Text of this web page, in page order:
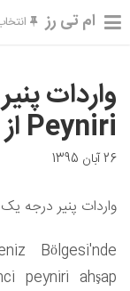
ام تی رز
Peyniri از ترکیه
26 آبان 1395
واردات پنیر درجه یک
Bölgesi'nde
peyniri ahşap